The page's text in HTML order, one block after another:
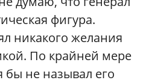
фигура.
никакого желания
По крайней мере
бы не называл его